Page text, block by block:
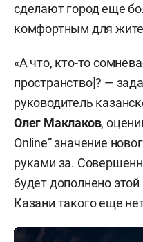
сделают город еще
комфортным для
«А что, кто-то
пространство]? —
руководитель
Олег Маклаков,
Online“ значение
руками за.
будет дополнено
Казани такого еще